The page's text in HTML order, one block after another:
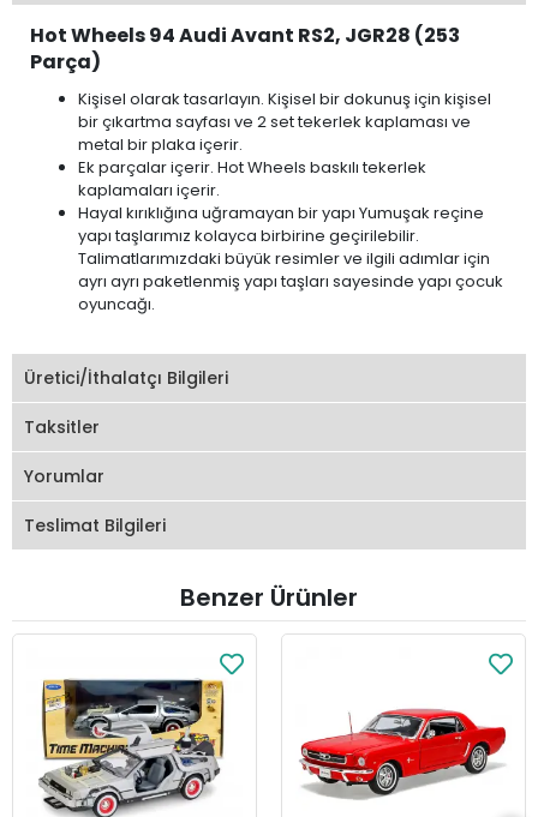
Hot Wheels 94 Audi Avant RS2, JGR28 (253
Parça)
Kişisel olarak tasarlayın. Kişisel bir dokunuş için kişisel
bir çıkartma sayfası ve 2 set tekerlek kaplaması ve
metal bir plaka içerir.
Ek parçalar içerir. Hot Wheels baskılı tekerlek
kaplamaları içerir.
Hayal kırıklığına uğramayan bir yapı Yumuşak reçine
yapı taşlarımız kolayca birbirine geçirilebilir.
Talimatlarımızdaki büyük resimler ve ilgili adımlar için
ayrı ayrı paketlenmiş yapı taşları sayesinde yapı çocuk
oyuncağı.
Üretici/İthalatçı Bilgileri
Taksitler
Yorumlar
Teslimat Bilgileri
Benzer Ürünler